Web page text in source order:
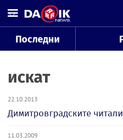
Последни
искат
22.10.2013
Димитровградските
11.03.2009